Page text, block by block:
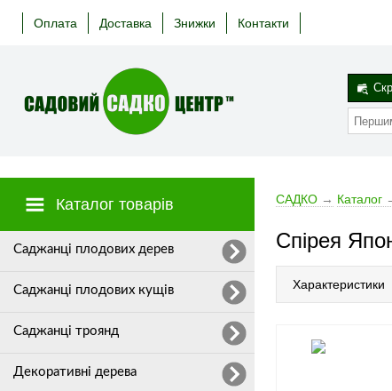
Оплата Доставка Знижки Контакти
Каталог товарів
Cаджанці плодових дерев
Саджанці плодових кущів
Саджанці троянд
Декоративні дерева
САДКО → Каталог
Спірея
Характеристики